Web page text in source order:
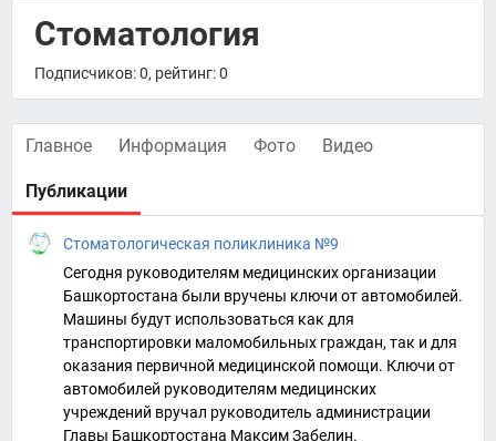
Стоматология
Подписчиков: 0, рейтинг: 0
Главное Информация Фото Видео
Публикации
Стоматологическая поликлиника №9
Сегодня руководителям медицинских организации
Башкортостана были вручены ключи от автомобилей.
Машины будут использоваться как для
транспортировки маломобильных граждан, так и для
оказания первичной медицинской помощи. Ключи от
автомобилей руководителям медицинских
учреждений вручал руководитель администрации
Главы Башкортостана Максим Забелин.